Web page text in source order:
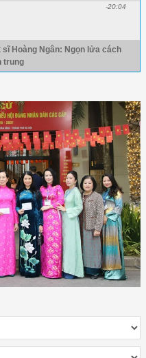
-20:04
Hoàng Ngân: Ngọn lửa cách
trung